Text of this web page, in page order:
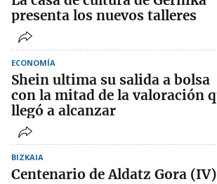
presenta los nuevos talleres
ECONOMÍA
Shein ultima su salida a bolsa
con la mitad de la valoración
llegó a alcanzar
BIZKAIA
Centenario de Aldatz Gora (IV)